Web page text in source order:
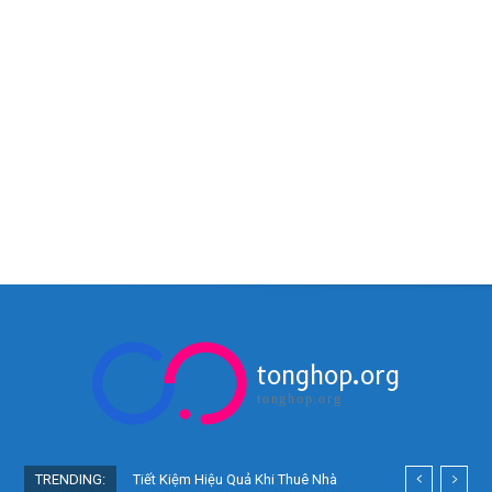
tonghop.org
tonghop.org
TRENDING: Tiết Kiệm Hiệu Quả Khi Thuê Nhà